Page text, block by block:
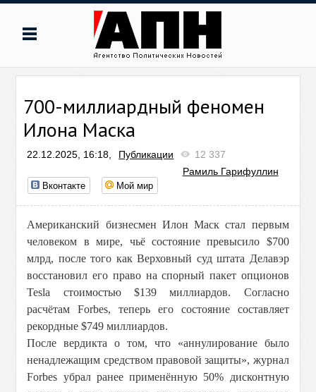
700-миллиардный феномен
Илона Маска
22.12.2025, 16:18, Публикации
12 337
Рамиль Гарифуллин
Вконтакте Мой мир
Американский бизнесмен Илон Маск стал первым
человеком в мире, чьё состояние превысило $700
млрд, после того как Верховный суд штата Делавэр
восстановил его право на спорный пакет опционов
Tesla стоимостью $139 миллиардов. Согласно
расчётам Forbes, теперь его состояние составляет
рекордные $749 миллиардов.
После вердикта о том, что «аннулирование было
ненадлежащим средством правовой защиты», журнал
Forbes убрал ранее применённую 50% дисконтную